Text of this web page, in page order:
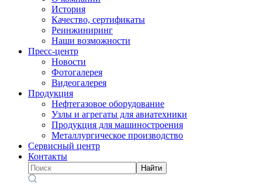
История
Качество, сертификаты
Реинжиниринг
Наши возможности
Пресс-центр
Новости
Фотогалерея
Видеогалерея
Продукция
Нефтегазовое оборудование
Узлы и агрегаты для авиатехники
Продукция для машиностроения
Металлургическое производство
Сервисный центр
Контакты
Найти